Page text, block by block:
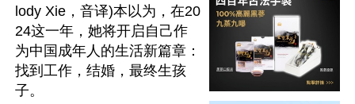
lody Xie，音译)本以为，在20
24这一年，她将开启自己作
为中国成年人的生活新篇章：
找到工作，结婚，最终生孩
子。